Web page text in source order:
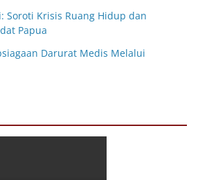
Soroti Krisis Ruang Hidup dan
Papua
Darurat Medis Melalui